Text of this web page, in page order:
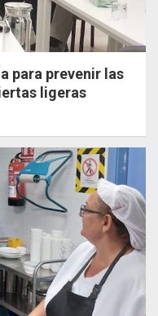
para prevenir las
ligeras